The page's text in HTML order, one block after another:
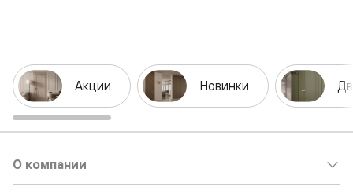
Акции Новинки
О компании